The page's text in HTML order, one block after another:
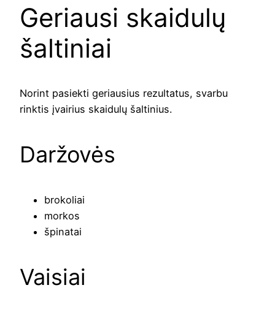
Geriausi skaidulų
šaltiniai
Norint pasiekti geriausius rezultatus, svarbu
rinktis įvairius skaidulų šaltinius.
Daržovės
brokoliai
morkos
špinatai
Vaisiai